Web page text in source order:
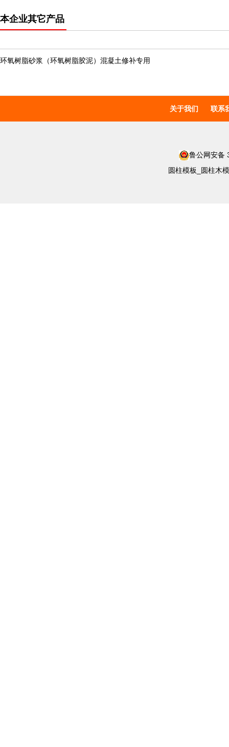
本企业其它产品
环氧树脂砂浆（环氧树脂胶泥）混凝土修补专用
关于我们 联系
鲁公网安备
圆柱模板_圆柱木